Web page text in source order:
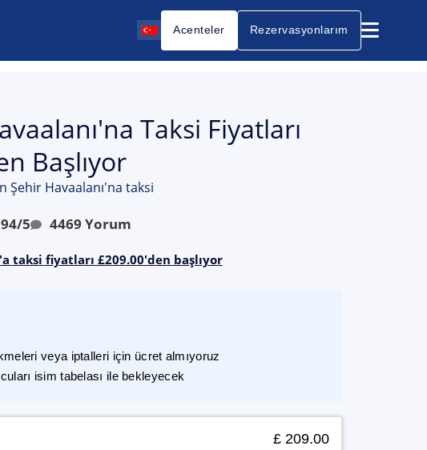
Acenteler Rezervasyonlarım
Taksi Fiyatları
Başlıyor
Şehir Havaalanı'na taksi
/5 4469 Yorum
taksi fiyatları £209.00'den başlıyor
veya iptalleri için ücret almıyoruz
isim tabelası ile bekleyecek
£ 209.00